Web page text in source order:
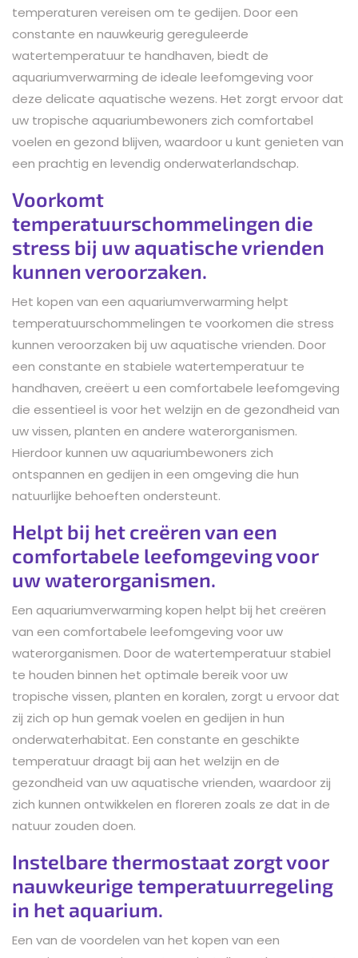
temperaturen vereisen om te gedijen. Door een
constante en nauwkeurig gereguleerde
watertemperatuur te handhaven, biedt de
aquariumverwarming de ideale leefomgeving voor
deze delicate aquatische wezens. Het zorgt ervoor dat
uw tropische aquariumbewoners zich comfortabel
voelen en gezond blijven, waardoor u kunt genieten van
een prachtig en levendig onderwaterlandschap.
Voorkomt
temperatuurschommelingen die
stress bij uw aquatische vrienden
kunnen veroorzaken.
Het kopen van een aquariumverwarming helpt
temperatuurschommelingen te voorkomen die stress
kunnen veroorzaken bij uw aquatische vrienden. Door
een constante en stabiele watertemperatuur te
handhaven, creëert u een comfortabele leefomgeving
die essentieel is voor het welzijn en de gezondheid van
uw vissen, planten en andere waterorganismen.
Hierdoor kunnen uw aquariumbewoners zich
ontspannen en gedijen in een omgeving die hun
natuurlijke behoeften ondersteunt.
Helpt bij het creëren van een
comfortabele leefomgeving voor
uw waterorganismen.
Een aquariumverwarming kopen helpt bij het creëren
van een comfortabele leefomgeving voor uw
waterorganismen. Door de watertemperatuur stabiel
te houden binnen het optimale bereik voor uw
tropische vissen, planten en koralen, zorgt u ervoor dat
zij zich op hun gemak voelen en gedijen in hun
onderwaterhabitat. Een constante en geschikte
temperatuur draagt bij aan het welzijn en de
gezondheid van uw aquatische vrienden, waardoor zij
zich kunnen ontwikkelen en floreren zoals ze dat in de
natuur zouden doen.
Instelbare thermostaat zorgt voor
nauwkeurige temperatuurregeling
in het aquarium.
Een van de voordelen van het kopen van een